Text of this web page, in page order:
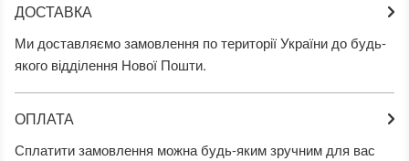
ДОСТАВКА
Ми доставляємо замовлення по території України до будь-
якого відділення Нової Пошти.
ОПЛАТА
Сплатити замовлення можна будь-яким зручним для вас